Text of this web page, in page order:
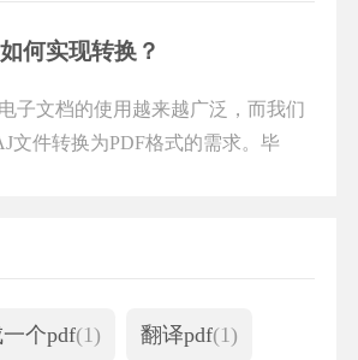
何实现转换？
子文档的使用越来越广泛，而我们
文件转换为PDF格式的需求。毕
个pdf(1) 翻译pdf(1)